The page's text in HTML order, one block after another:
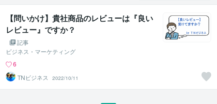
【問いかけ】貴社商品のレビューは『良い
レビュー』ですか？
記事
ビジネス・マーケティング
6
TNビジネス
2022/10/11